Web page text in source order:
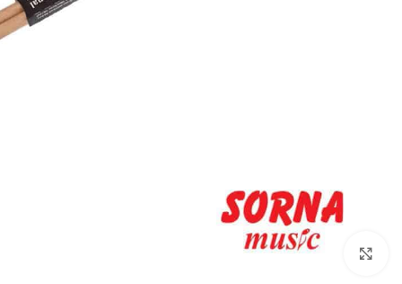
Click to enlarge